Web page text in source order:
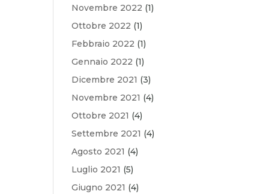
Novembre 2022 (1)
Ottobre 2022 (1)
Febbraio 2022 (1)
Gennaio 2022 (1)
Dicembre 2021 (3)
Novembre 2021 (4)
Ottobre 2021 (4)
Settembre 2021 (4)
Agosto 2021 (4)
Luglio 2021 (5)
Giugno 2021 (4)